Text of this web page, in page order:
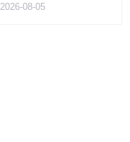
2026-08-05